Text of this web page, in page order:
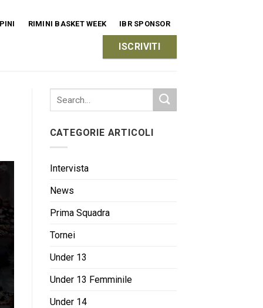
RIMINI BASKET WEEK IBR SPONSOR
ISCRIVITI
CATEGORIE ARTICOLI
Intervista
News
Prima Squadra
Tornei
Under 13
Under 13 Femminile
Under 14